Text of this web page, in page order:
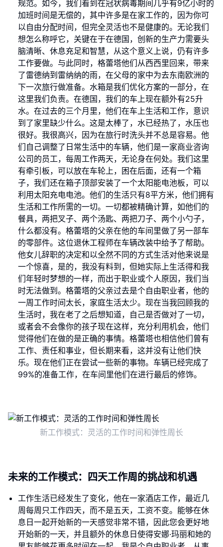
规范。如今，我们看到在冠状病毒期间几乎有9亿小时的
加班时间是无偿的，其中许多是在家工作的，因为你可
以自由分配时间，但完全灵活也不是健康的。无论我们
想怎么称呼它，关键在于在德国，创新的生产力需要头
脑清晰、休息充足和智慧，从这个意义上说，仍有许多
工作要做。与此同时，格蕾塔他们从西西里回来，带来
了雷德纳到雷纳纳的雨，在父母的家中为去东南欧洲的
下一次旅行做准备。水箱是我们优化方案的一部分，在
这里我们负责。在德国，我们的车上现在额外有25升
水。在过去的三个月里，他们在车上生活和工作，意识
到了家里缺少什么。这是太棒了，水已经热了，水压也
很好。我很高兴，因为在旅行时洗头并不总是容易。他
们自己调整了日常生活中的车辆，他们是一家商业咨询
公司的员工，每周工作两天，无论身在何处。我们这里
有牵引板，可以放在车轮上，困在后面，还有一个箱
子，我们还在箱子顶部安装了一个太阳能电池板，可以
利用太阳充电电池。他们的生活只有8平方米，他们拥有
生活和工作所需的一切。一切都被精确计算，如他们的
餐具，两把叉子、两个汤匙、两把刀子、两个小勺子，
什么都没有。格蕾塔的父亲在他的车间里做了另一部车
的零部件。这位退休工程师在车辆改装中给予了帮助。
他女儿辞职的决定和以全然不同的方式生活对他来说是
一个惊喜，是的，我没有料到，但她实际上生活得和我
们年轻时梦想的一样，而出于职业或个人原因，我们当
时无法做到。格蕾塔的父亲过去是个自由职业者，他的
一周工作时间太长，家庭生活太少。现在当我回顾我的
生活时，我在老了之后想知道，自己是否做对了一切，
或者会不会像你的孩子现在这样，充分利用机会，他们
觉得他们在做的是正确的事情。格蕾塔也相信他们曾有
工作、责任和事业，但长期来看，这并没有让他们快
乐。现在他们正在尝试一些新的事物。车辆已经完成了
99%的准备工作，在车间里他们在进行最后的修饰。
新工作模式：灵活的工作时间和弹性周长
未来的工作模式：四天工作周的挑战和机遇
工作生活已经发生了变化，他在一家酒店工作，最近几
周每周只工作四天，而不是五天，工资不变。能够在休
息日一起开始新的一天感觉非常不错，因此您会更好地
开始新的一天，并且额外的休息日使得安娜·玛丽和她的